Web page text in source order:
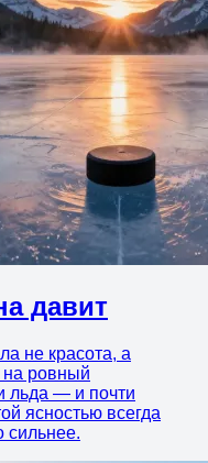
давит
не красота, а
на ровный
льда — и почти
ясностью всегда
сильнее.